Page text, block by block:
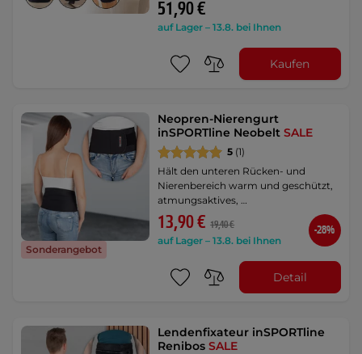
51,90 €
auf Lager – 13.8. bei Ihnen
Kaufen
Sonderangebot
Neopren-Nierengurt
inSPORTline NeobeltSALE
5 (1)
Hält den unteren Rücken- und
Nierenbereich warm und geschützt,
atmungsaktives, …
13,90 € 19,40 €
auf Lager – 13.8. bei Ihnen
-28%
Detail
Lendenfixateur inSPORTline
RenibosSALE